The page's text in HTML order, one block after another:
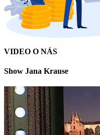
VIDEO O NÁS
Show Jana Krause